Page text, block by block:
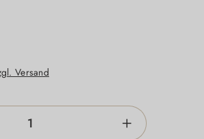
Versand
Gib den gewünschten